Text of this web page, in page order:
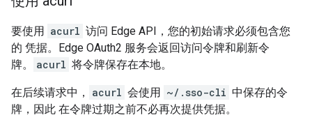
要使用 acurl 访问 Edge API，您的初始请求必须包含您
的 凭据。Edge OAuth2 服务会返回访问令牌和刷新令
牌。
acurl 将令牌保存在本地。
在后续请求中， acurl 会使用 ~/.sso-cli 中保存的令
牌，因此 在令牌过期之前不必再次提供凭据。